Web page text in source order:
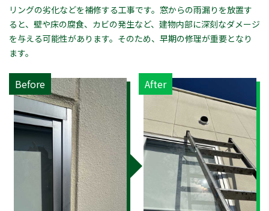
リングの劣化などを補修する工事です。窓からの雨漏りを放置す
ると、壁や床の腐食、カビの発生など、建物内部に深刻なダメージ
を与える可能性があります。そのため、早期の修理が重要となり
ます。
Before After